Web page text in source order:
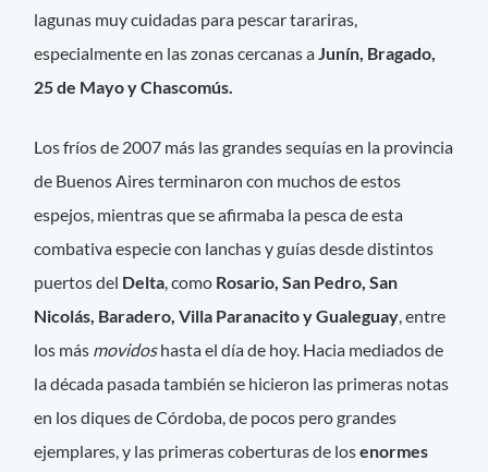
lagunas muy cuidadas para pescar tarariras,
especialmente en las zonas cercanas a Junín, Bragado,
25 de Mayo y Chascomús.
Los fríos de 2007 más las grandes sequías en la provincia
de Buenos Aires terminaron con muchos de estos
espejos, mientras que se afirmaba la pesca de esta
combativa especie con lanchas y guías desde distintos
puertos del Delta , como Rosario, San Pedro, San
Nicolás, Baradero, Villa Paranacito y Gualeguay , entre
los más movidoshasta el día de hoy. Hacia mediados de
la década pasada también se hicieron las primeras notas
en los diques de Córdoba, de pocos pero grandes
ejemplares, y las primeras coberturas de losenormes